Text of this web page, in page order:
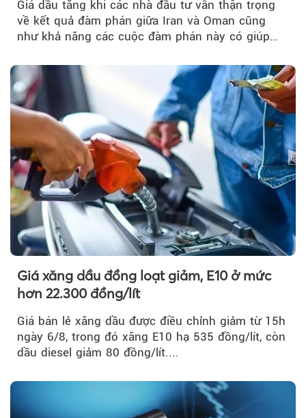
Giá dầu tăng khi các nhà đầu tư vẫn thận trọng
về kết quả đàm phán giữa Iran và Oman cũng
như khả năng các cuộc đàm phán này có giúp
Hormuz hay không.
Giá xăng dầu đồng loạt giảm, E10 ở mức
hơn 22.300 đồng/lít
Giá bán lẻ xăng dầu được điều chỉnh giảm từ 15h
ngày 6/8, trong đó xăng E10 hạ 535 đồng/lít, còn
dầu diesel giảm 80 đồng/lít....